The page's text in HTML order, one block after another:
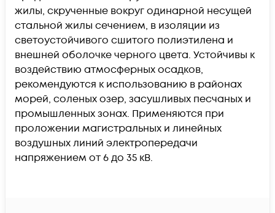
жилы, скрученные вокруг одинарной несущей
стальной жилы сечением, в изоляции из
светоустойчивого сшитого полиэтилена и
внешней оболочке черного цвета. Устойчивы к
воздействию атмосферных осадков,
рекомендуются к использованию в районах
морей, соленых озер, засушливых песчаных и
промышленных зонах. Применяются при
проложении магистральных и линейных
воздушных линий электропередачи
напряжением от 6 до 35 кВ.